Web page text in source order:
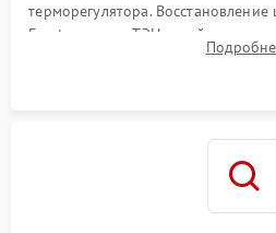
терморегулятора.
Frost, включая ТЭН оттайки и
платы управления при